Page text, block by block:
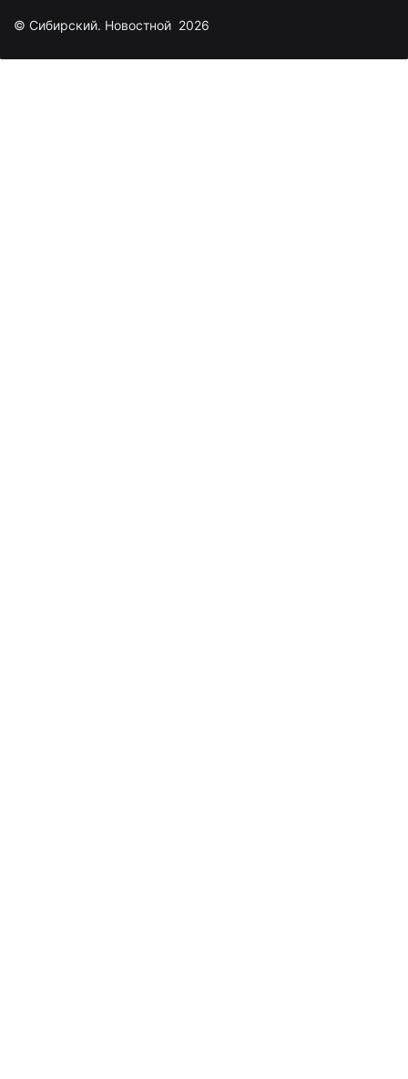
© Сибирский. Новостной 2026